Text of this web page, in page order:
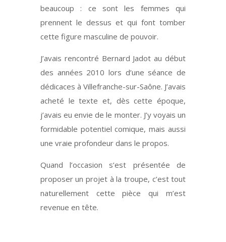
beaucoup : ce sont les femmes qui
prennent le dessus et qui font tomber
cette figure masculine de pouvoir.
J’avais rencontré Bernard Jadot au début
des années 2010 lors d’une séance de
dédicaces à Villefranche-sur-Saône. J’avais
acheté le texte et, dès cette époque,
j’avais eu envie de le monter. J’y voyais un
formidable potentiel comique, mais aussi
une vraie profondeur dans le propos.
Quand l’occasion s’est présentée de
proposer un projet à la troupe, c’est tout
naturellement cette pièce qui m’est
revenue en tête.